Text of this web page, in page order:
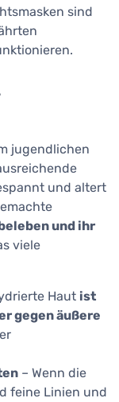
sind
jugendlichen
und altert
und ihr
viele
Haut ist
gegen äußere
– Wenn die
feine Linien und